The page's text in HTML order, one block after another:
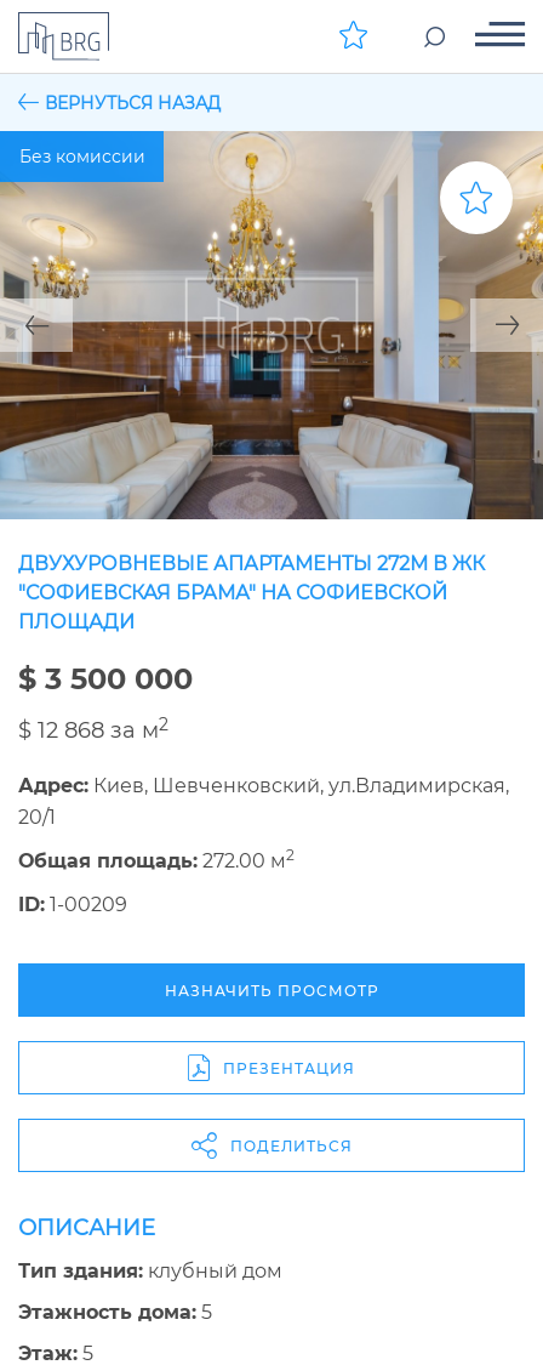
ВЕРНУТЬСЯ НАЗАД
Без комиссии
ДВУХУРОВНЕВЫЕ АПАРТАМЕНТЫ 272М В ЖК
"СОФИЕВСКАЯ БРАМА" НА СОФИЕВСКОЙ
ПЛОЩАДИ
$ 3 500 000
$ 12 868 за м2
Адрес: Киев, Шевченковский, ул.Владимирская,
20/1
Общая площадь: 272.00 м2
ID: 1-00209
НАЗНАЧИТЬ ПРОСМОТР
ПРЕЗЕНТАЦИЯ
ПОДЕЛИТЬСЯ
ОПИСАНИЕ
Тип здания: клубный дом
Этажность дома: 5
Этаж: 5